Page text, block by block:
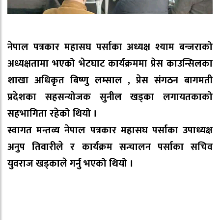
नेपाल पत्रकार महासघ पर्साका अध्यक्ष श्याम बन्जराको
अध्यक्षतामा भएको भेटघाट कार्यक्रममा प्रेस काउन्सिलका
शाखा अधिकृत बिष्णु लम्साल , प्रेस संगठन बागमती
प्रदेशका सहसन्योजक सुनील खड्का लगायतकाको
सहभागिता रहेको थियो ।
स्वागत मन्तव्य नेपाल पत्रकार महासघ पर्साका उपाध्यक्ष
अनुप तिवारीले र कार्यक्रम सन्चालन पर्साका सचिव
युवराज खड्काले गर्नु भएको थियो ।